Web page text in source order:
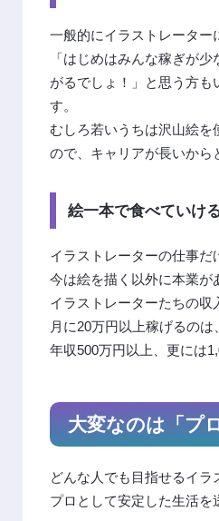
一般的にイラストレーター
「はじめはみんな稼ぎが
がるでしょ！」と思う方
す。
むしろ若いうちは沢山絵を
ので、キャリアが長いから
絵一本で食べていけ
イラストレーターの仕事だ
今は絵を描く以外に本業が
イラストレーターたちの収
月に20万円以上稼げるの
年収500万円以上、更には
大変なのは「プ
どんな人でも目指せるイラ
プロとして安定した生活を